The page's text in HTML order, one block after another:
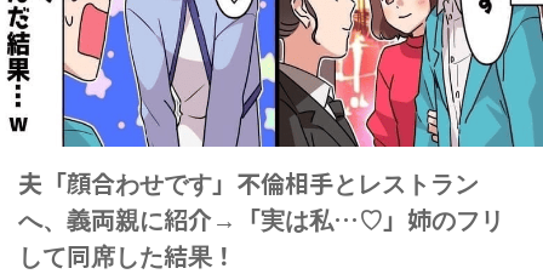
夫「顔合わせです」不倫相手とレストラン
へ、義両親に紹介→「実は私…♡」姉のフリ
して同席した結果！